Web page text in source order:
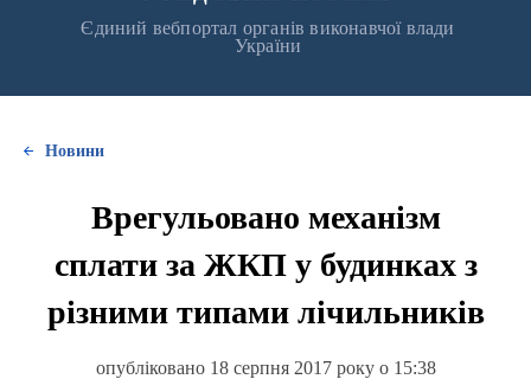
Єдиний вебпортал органів виконавчої влади
України
Новини
Врегульовано механізм
сплати за ЖКП у будинках з
різними типами лічильників
опубліковано 18 серпня 2017 року о 15:38